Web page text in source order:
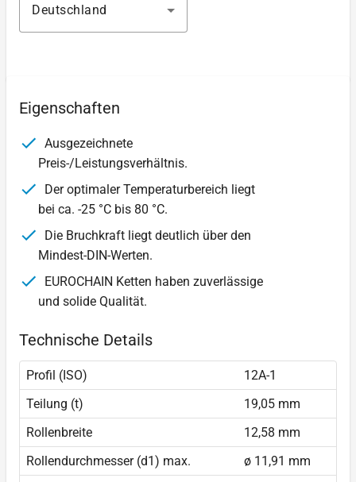
Deutschland
Eigenschaften
Ausgezeichnete
Preis-/Leistungsverhältnis.
Der optimaler Temperaturbereich liegt
bei ca. -25 °C bis 80 °C.
Die Bruchkraft liegt deutlich über den
Mindest-DIN-Werten.
EUROCHAIN Ketten haben zuverlässige
und solide Qualität.
Technische Details
Profil (ISO)
12A-1
Teilung (t)
19,05 mm
Rollenbreite
12,58 mm
Rollendurchmesser (d1) max.
ø 11,91 mm